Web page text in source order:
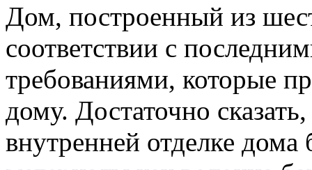
Дом, построенный из
соответствии с
требованиями, которые
дому. Достаточно
внутренней отделке